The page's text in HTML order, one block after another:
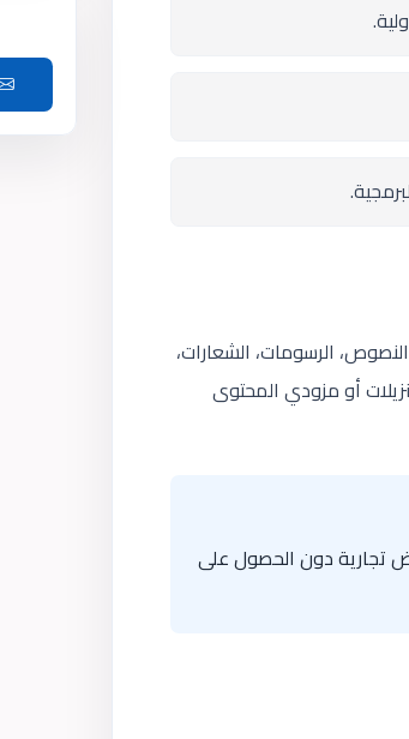
الرسومات، الشعارات،
أو مزودي المحتوى
تجارية دون الحصول على